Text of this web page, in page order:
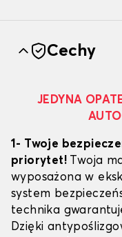
Cechy
JEDYNA
1- Twoje
priorytet! Twoja
wyposażona w
system
technika
Dzięki